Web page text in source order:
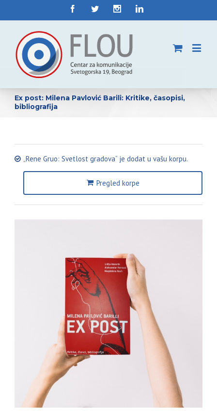
Ex post: Milena Pavlović Barili: Kritike, časopisi,
bibliografija
„Rene Gruo: Svetlost gradova“ je dodat u vašu korpu.
Pregled korpe